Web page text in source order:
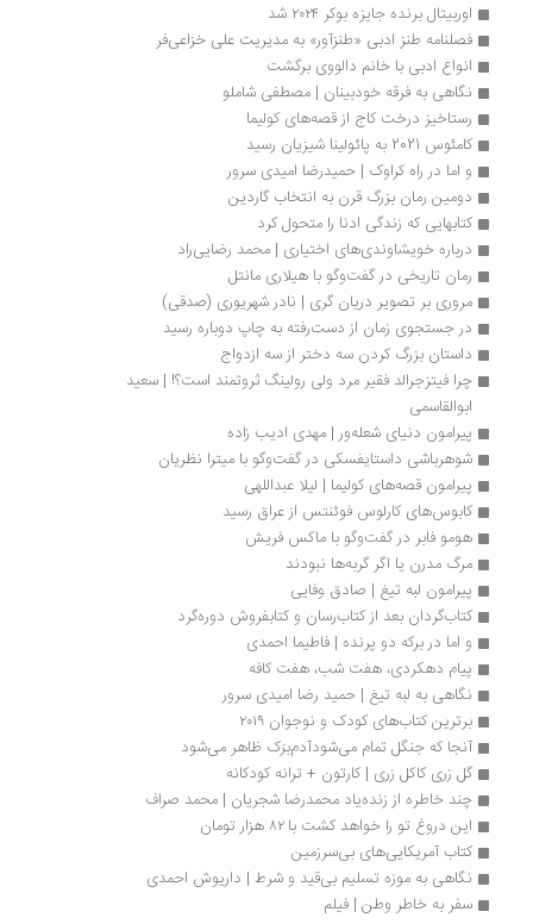
اوربیتال برنده جایزه بوکر ۲۰۲۴ شد
فصلنامه طنز ادبی «طنزآور» به مدیریت علی خزاعی‌فر
انواع ادبی با خانم‌ دالووی برگشت
نگاهی به فرقه خودبینان | مصطفی شاملو
رستاخیز درخت کاج از قصه‌های کولیما
کامئوس 2021 به پائولینا شیزیان رسید
و اما در راه کراوک | حمیدرضا امیدی سرور
دومین رمان بزرگ قرن به انتخاب گاردین
کتابهایی که زندگی ادنا را متحول کرد
درباره خویشاوندی‌های اختیاری | محمد رضایی‌راد
رمان تاریخی در گفت‌وگو با هیلاری مانتل
مروری بر تصویر دریان گری | نادر شهریوری (صدقی)
در جستجوی زمان از دست‌رفته به چاپ دوباره رسید
داستان بزرگ کردن سه دختر از سه ازدواج
ابوالقاسمی
پیرامون دنیای شعله‌ور | مهدی ادیب زاده
شوهرباشی داستایفسکی در گفت‌وگو با میترا نظریان
پیرامون قصه‌های کولیما | لیلا عبداللهی
کابوس‌های کارلوس فوئنتس از عراق رسید
هومو فابر در گفت‌وگو با ماکس فریش
مرگ مدرن یا اگر گربه‌ها نبودند
پیرامون لبه تیغ | صادق وفایی
کتاب‌گردان بعد از کتاب‌رسان و کتابفروش دوره‌گرد
و اما در برکه دو پرنده | فاطیما احمدی
پیام دهکردی، هفت شب، هفت کافه
نگاهی به لبه تیغ | حمید رضا امیدی سرور
برترین کتاب‌های کودک و نوجوان ۲۰۱۹
آنجا که جنگل تمام می‌شودآدم‌برَک ظاهر می‌شود
گل زری کاکل زری | کارتون + ترانه کودکانه
چند خاطره از زنده‌یاد محمدرضا شجریان | محمد صراف
این دروغ تو را خواهد کشت با ۸۲ هزار تومان
کتاب آمریکایی‌های بی‌سرزمین
نگاهی به موزه تسلیم بی‌قید و شرط | داریوش احمدی
سفر به خاطر وطن | فیلم